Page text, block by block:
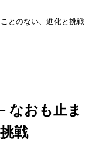
とのない、進化と挑戦
なおも止ま
戦